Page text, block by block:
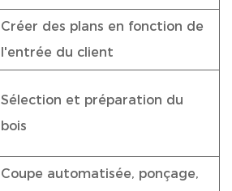
Créer des plans en fonction de
l'entrée du client
Sélection et préparation du
bois
Coupe automatisée, ponçage,